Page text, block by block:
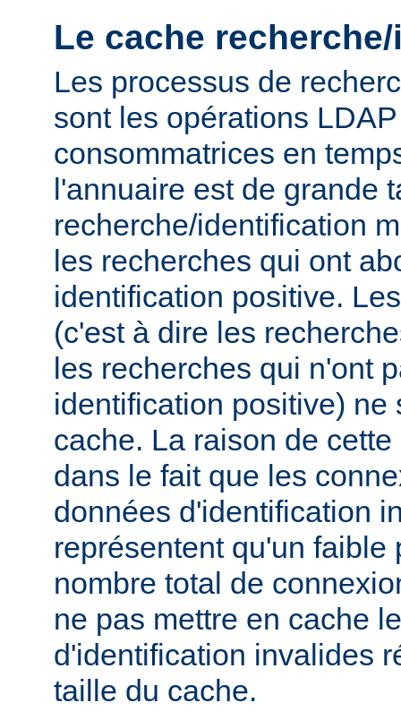
Le cache
Les processus de
sont les opérations
consommatrices en
l'annuaire est de grande
recherche/identification
les recherches qui ont
identification positive.
(c'est à dire les
les recherches qui n'ont
identification positive) ne
cache. La raison de
dans le fait que les
données d'identification
représentent qu'un faible
nombre total de
ne pas mettre en cache
d'identification invalides
taille du cache.